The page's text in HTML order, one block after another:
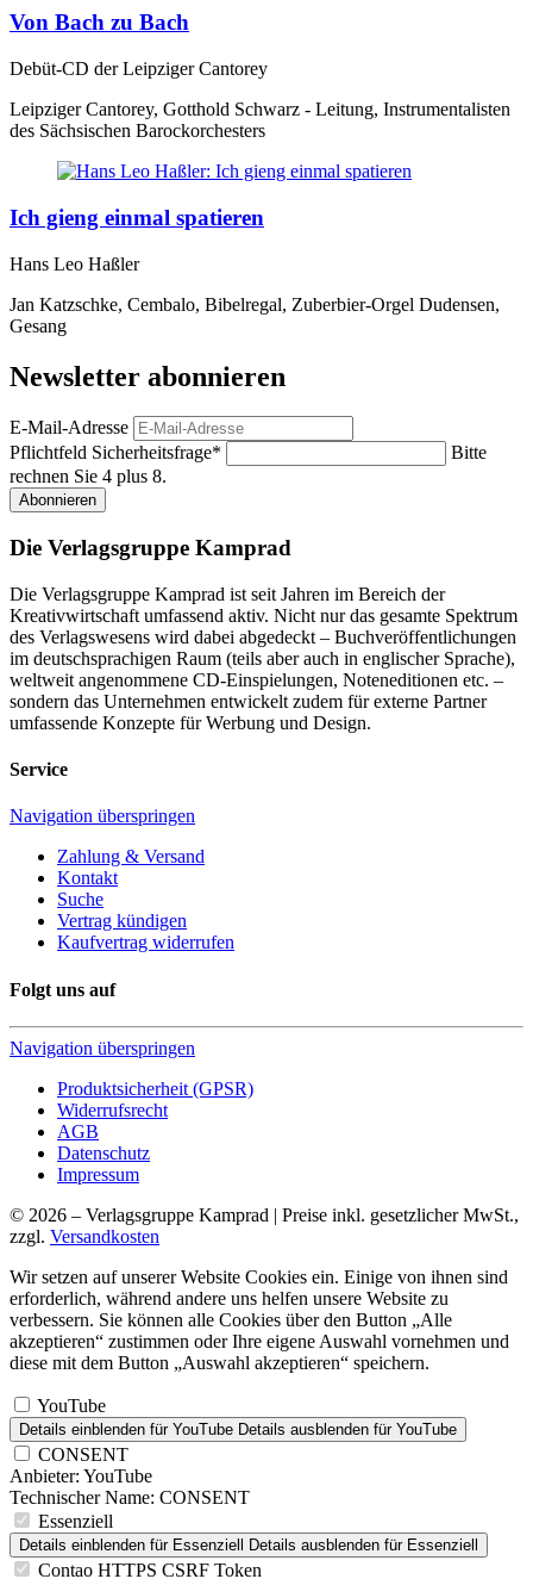
Von Bach zu Bach
Debüt-CD der Leipziger Cantorey
Leipziger Cantorey, Gotthold Schwarz - Leitung, Instrumentalisten
des Sächsischen Barockorchesters
Ich gieng einmal spatieren
Hans Leo Haßler
Jan Katzschke, Cembalo, Bibelregal, Zuberbier-Orgel Dudensen,
Gesang
Newsletter abonnieren
E-Mail-Adresse
Pflichtfeld Sicherheitsfrage*
Bitte
rechnen Sie 4 plus 8.
Abonnieren
Die Verlagsgruppe Kamprad
Die Verlagsgruppe Kamprad ist seit Jahren im Bereich der
Kreativwirtschaft umfassend aktiv. Nicht nur das gesamte Spektrum
des Verlagswesens wird dabei abgedeckt – Buchveröffentlichungen
im deutschsprachigen Raum (teils aber auch in englischer Sprache),
weltweit angenommene CD-Einspielungen, Noteneditionen etc. –
sondern das Unternehmen entwickelt zudem für externe Partner
umfassende Konzepte für Werbung und Design.
Service
Navigation überspringen
Zahlung & Versand
Kontakt
Suche
Vertrag kündigen
Kaufvertrag widerrufen
Folgt uns auf
Navigation überspringen
Produktsicherheit (GPSR)
Widerrufsrecht
AGB
Datenschutz
Impressum
© 2026 – Verlagsgruppe Kamprad | Preise inkl. gesetzlicher MwSt.,
zzgl. Versandkosten
Wir setzen auf unserer Website Cookies ein. Einige von ihnen sind
erforderlich, während andere uns helfen unsere Website zu
verbessern. Sie können alle Cookies über den Button „Alle
akzeptieren“ zustimmen oder Ihre eigene Auswahl vornehmen und
diese mit dem Button „Auswahl akzeptieren“ speichern.
YouTube
Details einblenden für YouTube Details ausblenden für YouTube
CONSENT
Anbieter: YouTube
Technischer Name: CONSENT
Essenziell
Details einblenden für Essenziell Details ausblenden für Essenziell
Contao HTTPS CSRF Token